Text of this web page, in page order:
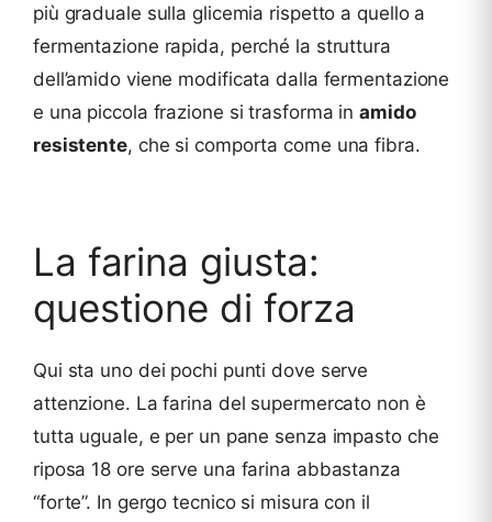
più graduale sulla glicemia rispetto a quello a
fermentazione rapida, perché la struttura
dell’amido viene modificata dalla fermentazione
e una piccola frazione si trasforma inamido
resistente, che si comporta come una fibra.
La farina giusta:
questione di forza
Qui sta uno dei pochi punti dove serve
attenzione. La farina del supermercato non è
tutta uguale, e per un pane senza impasto che
riposa 18 ore serve una farina abbastanza
“forte”. In gergo tecnico si misura con il